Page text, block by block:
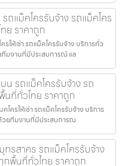
รถแม็คโครรับจ้าง รถแม็คโคร
ย ราคาถูก
รให้เช่า รถแม็คโครรับจ้าง บริการทั่ว
ทีมงานที่มีประสบการณ์ แล
น รถแม็คโครรับจ้าง รถ
นที่ทั่วไทย ราคาถูก
โครให้เช่า รถแม็คโครรับจ้าง บริการ
วยทีมงานที่มีประสบการณ
ทรสาคร รถแม็คโครรับจ้าง
กพื้นที่ทั่วไทย ราคาถูก